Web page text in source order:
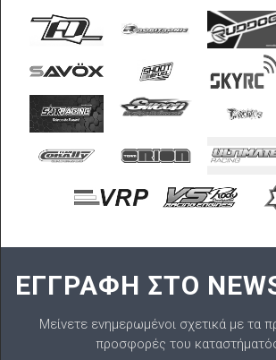
ΕΓΓΡΑΦΗ ΣΤΟ
Μείνετε ενημερωμένοι σχετικά με τα
προσφορές του